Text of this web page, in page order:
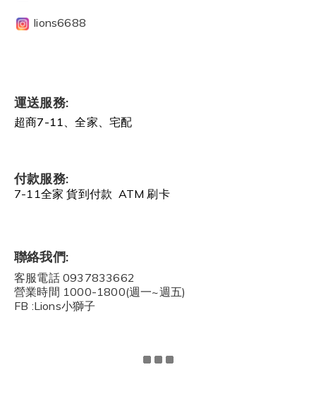
lions6688
運送服務:
超商7-11、全家、宅配
付款服務:
7-11全家 貨到付款 ATM 刷卡
聯絡我們:
客服電話 0937833662
營業時間 1000-1800(週一~週五)
FB :Lions小獅子